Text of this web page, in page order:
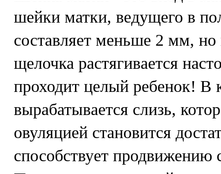
шейки матки, ведущего в
составляет меньше 2 мм, но
щелочка растягивается
проходит целый ребенок! В
вырабатывается слизь,
овуляцией становится
способствует продвижению